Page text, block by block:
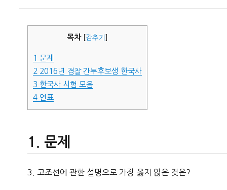
자
목차 감추기
1 문제
2 2016년 경찰 간부후보생 한국사
3 한국사 시험 모음
4 연표
문제
3. 고조선에 관한 설명으로 가장 옳지 않은 것은?